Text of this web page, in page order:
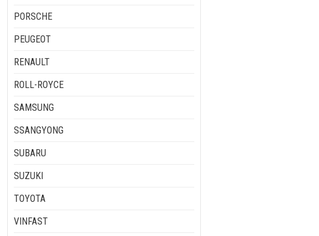
PORSCHE
PEUGEOT
RENAULT
ROLL-ROYCE
SAMSUNG
SSANGYONG
SUBARU
SUZUKI
TOYOTA
VINFAST